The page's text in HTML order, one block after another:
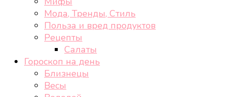
Мода, Тренды, Стиль
Польза и вред продуктов
Рецепты
Салаты
Гороскоп на день
Близнецы
Весы